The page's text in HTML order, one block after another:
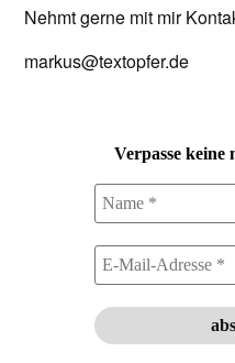
Nehmt gerne mit mir
markus@textopfer.de
Verpasse keine